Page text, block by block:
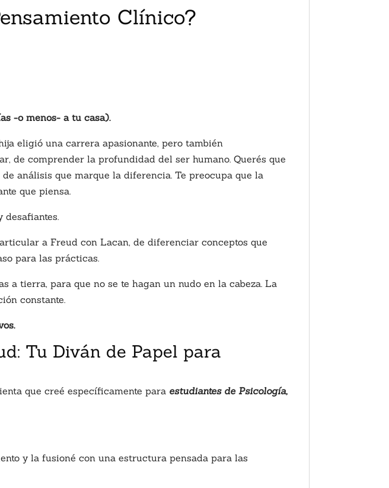
Clínico?
-o menos- a tu casa).
eligió una carrera apasionante, pero también
de comprender la profundidad del ser humano. Querés que
análisis que marque la diferencia. Te preocupa que la
que piensa.
desafiantes.
a Freud con Lacan, de diferenciar conceptos que
para las prácticas.
a tierra, para que no se te hagan un nudo en la cabeza. La
constante.
Tu Diván de Papel para
que creé específicamente para estudiantes de Psicología,
y la fusioné con una estructura pensada para las